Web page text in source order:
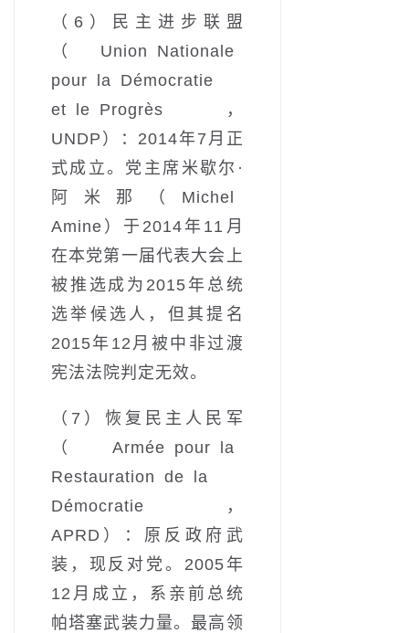
（6）民主进步联盟
（Union Nationale
pour la Démocratie
et le Progrès，
UNDP）：2014年7月正
式成立。党主席米歇尔·
阿米那（Michel
Amine）于2014年11月
在本党第一届代表大会上
被推选成为2015年总统
选举候选人，但其提名
2015年12月被中非过渡
宪法法院判定无效。
（7）恢复民主人民军
（Armée pour la
Restauration de la
Démocratie，
APRD）：原反政府武
装，现反对党。2005年
12月成立，系亲前总统
帕塔塞武装力量。最高领